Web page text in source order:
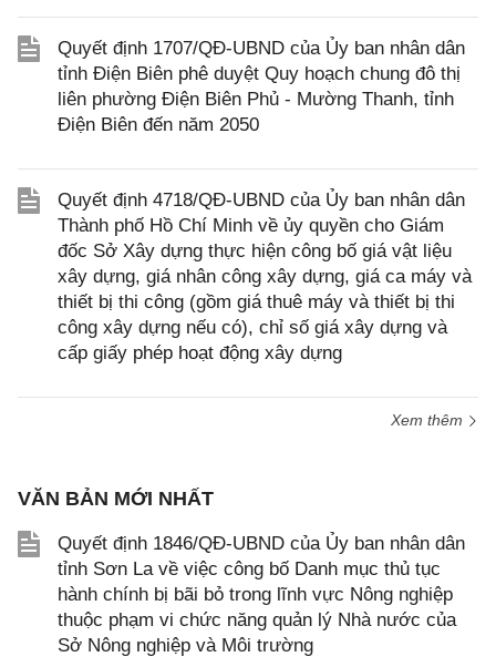
Quyết định 1707/QĐ-UBND của Ủy ban nhân dân
tỉnh Điện Biên phê duyệt Quy hoạch chung đô thị
liên phường Điện Biên Phủ - Mường Thanh, tỉnh
Điện Biên đến năm 2050
Quyết định 4718/QĐ-UBND của Ủy ban nhân dân
Thành phố Hồ Chí Minh về ủy quyền cho Giám
đốc Sở Xây dựng thực hiện công bố giá vật liệu
xây dựng, giá nhân công xây dựng, giá ca máy và
thiết bị thi công (gồm giá thuê máy và thiết bị thi
công xây dựng nếu có), chỉ số giá xây dựng và
cấp giấy phép hoạt động xây dựng
Xem thêm
VĂN BẢN MỚI NHẤT
Quyết định 1846/QĐ-UBND của Ủy ban nhân dân
tỉnh Sơn La về việc công bố Danh mục thủ tục
hành chính bị bãi bỏ trong lĩnh vực Nông nghiệp
thuộc phạm vi chức năng quản lý Nhà nước của
Sở Nông nghiệp và Môi trường